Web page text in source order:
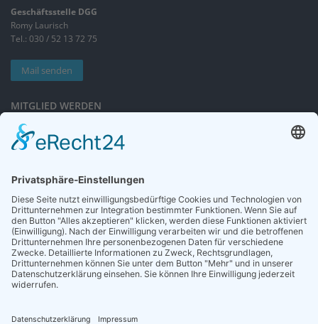
Geschäftsstelle DGG
Romy Laurisch
Tel.: 030 / 52 13 72 75
Mail senden
MITGLIED WERDEN
Sieben gute Gründe
für Ihre Mitgliedschaft
NEWSLETTER
Neuigkeiten rund um die Geriatrie und die DGG – regelmäßig in Ihrem
Postfach.